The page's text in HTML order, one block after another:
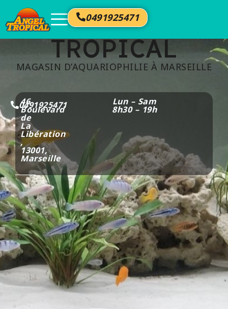
0491925471
ANGEL
TROPICAL
MAGASIN D’AQUARIOPHILIE À MARSEILLE
46
Boulevard
de
La
Libération​
,
13001,
Marseille
0491925471 Lun – Sam
8h30 – 19h